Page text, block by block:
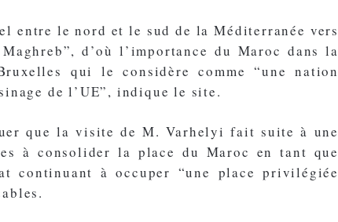
entre le nord et le sud de la Méditerranée vers
d’où l’importance du Maroc dans la
qui le considère comme “une nation
de l’UE”, indique le site.
que la visite de M. Varhelyi fait suite à une
à consolider la place du Maroc en tant que
continuant à occuper “une place privilégiée